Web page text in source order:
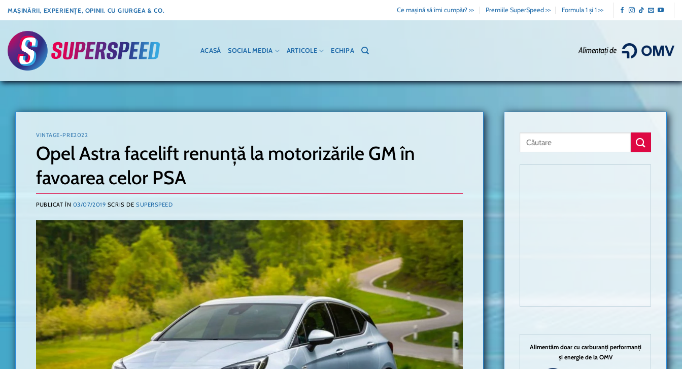
Skip
to
content
MAȘINĂRII, EXPERIENȚE, OPINII. CU GIURGEA & CO. Ce mașină să îmi cumpăr? >> Premiile SuperSpeed >> Formula 1 și 1 >>
ACASĂ SOCIAL MEDIA ARTICOLE ECHIPA
VINTAGE-PRE2022
Opel Astra facelift renunță la motorizările GM în
favoarea celor PSA
PUBLICAT ÎN 03/07/2019 SCRIS DE SUPERSPEED
Alimentăm doar cu carburanți performanți
și energie de la OMV